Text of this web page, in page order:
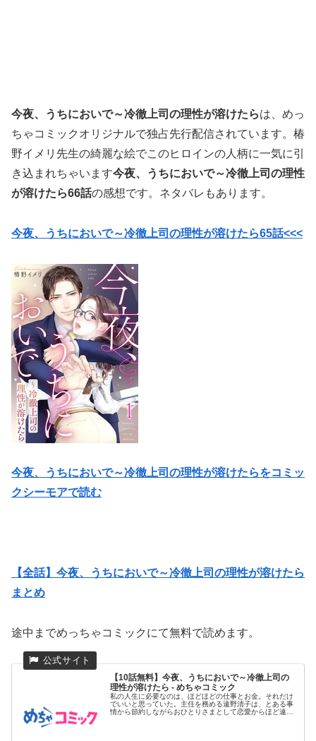
今夜、うちにおいで～冷徹上司の理性が溶けたらは、めっ
ちゃコミックオリジナルで独占先行配信されています。椿
野イメリ先生の綺麗な絵でこのヒロインの人柄に一気に引
き込まれちゃいます今夜、うちにおいで～冷徹上司の理性
が溶けたら66話の感想です。ネタバレもあります。
今夜、うちにおいで～冷徹上司の理性が溶けたら65話<<<
今夜、うちにおいで～冷徹上司の理性が溶けたらをコミッ
クシーモアで読む
【全話】今夜、うちにおいで～冷徹上司の理性が溶けたら
まとめ
途中までめっちゃコミックにて無料で読めます。
【10話無料】今夜、うちにおいで～冷徹上司の
理性が溶けたら - めちゃコミック
私の人生に必要なのは、ほどほどの仕事とお金。それだけ
でいいと思っていた。主任を務める遠野清子は、とある事
情から節約しながらおひとりさまとして恋愛からほど遠い